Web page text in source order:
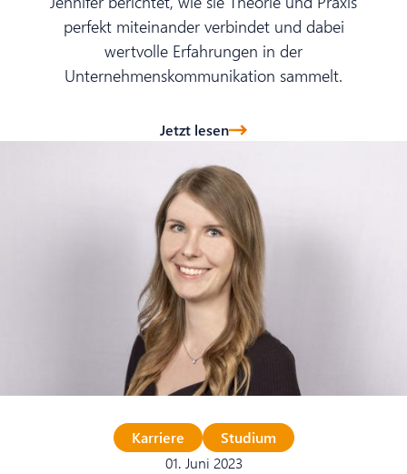
perfekt miteinander verbindet und dabei
wertvolle Erfahrungen in der
Unternehmenskommunikation sammelt.
Jetzt lesen
Karriere
Studium
01. Juni 2023